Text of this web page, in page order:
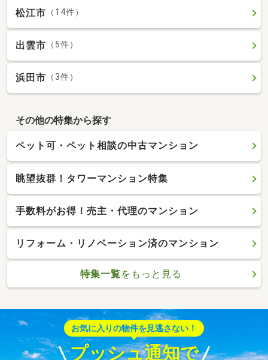
松江市 （14件）
出雲市 （5件）
浜田市 （3件）
その他の特集から探す
ペット可・ペット相談の中古マンション
眺望抜群！タワーマンション特集
手数料がお得！売主・代理のマンション
リフォーム・リノベーション済のマンション
特集一覧をもっと見る
お気に入りの物件を見逃さない！
プッシュ通知で